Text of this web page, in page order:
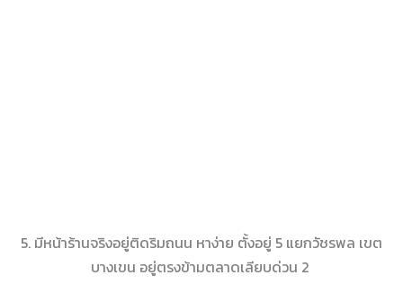
5. มีหน้าร้านจริงอยู่ติดริมถนน หาง่าย ตั้งอยู่ 5 แยกวัชรพล เขต
บางเขน อยู่ตรงข้ามตลาดเลียบด่วน 2